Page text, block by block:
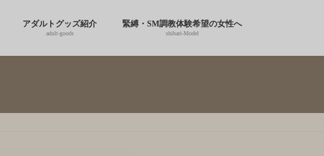
アダルトグッズ紹介
adult-goods
緊縛・SM調教体験希望の女性へ
shibari-Model